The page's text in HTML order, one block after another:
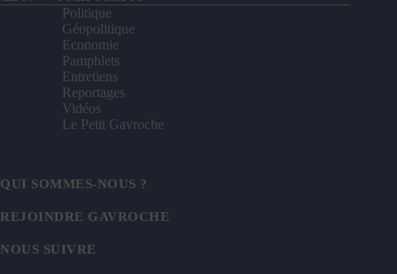
Politique
Géopolitique
Economie
Pamphlets
Entretiens
Reportages
Vidéos
Le Petit Gavroche
QUI SOMMES-NOUS ?
REJOINDRE GAVROCHE
NOUS SUIVRE